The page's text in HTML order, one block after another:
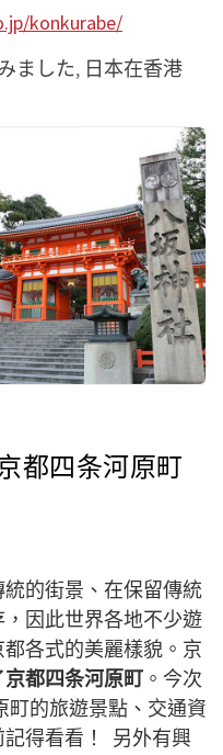
konkurabe/
ました, 日本在香港
都四条河原町
的街景、在保留傳統
因此世界各地不少遊
各式的美麗樣貌。京
京都四条河原町 。今次
町的旅遊景點、交通資
得看看！ 另外有興